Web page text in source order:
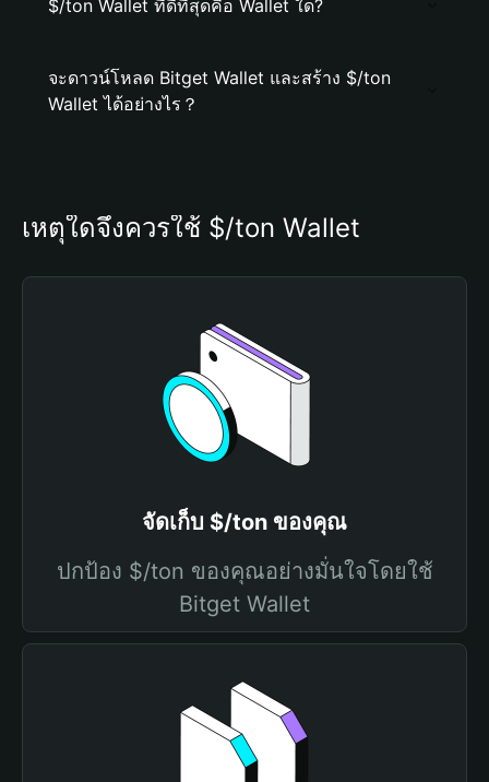
$/ton Wallet ที่ดีที่สุดคือ Wallet ใด?
จะดาวน์โหลด Bitget Wallet และสร้าง $/ton
Wallet ได้อย่างไร？
เหตุใดจึงควรใช้ $/ton Wallet
จัดเก็บ $/ton ของคุณ
ปกป้อง $/ton ของคุณอย่างมั่นใจโดยใช้
Bitget Wallet